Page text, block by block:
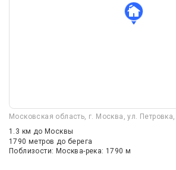
Московская область, г. Москва, ул. Петровка,
1.3 км до Москвы
1790 метров до берега
Поблизости: Москва-река: 1790 м